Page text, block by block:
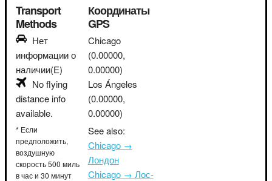
Transport
Methods
Нет
информации о
наличии(E)
No flying
distance info
available.
* Если
предположить,
воздушную
скорость 500 миль
в час и 30 минут
Координаты
GPS
Chicago
(0.00000,
0.00000)
Los Ángeles
(0.00000,
0.00000)
See also:
Chicago →
Лондон
Chicago → Лос-